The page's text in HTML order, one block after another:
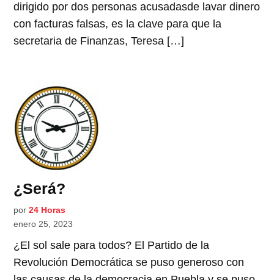
dirigido por dos personas acusadasde lavar dinero
con facturas falsas, es la clave para que la
secretaria de Finanzas, Teresa […]
¿Será?
por 24 Horas
enero 25, 2023
¿El sol sale para todos? El Partido de la
Revolución Democrática se puso generoso con